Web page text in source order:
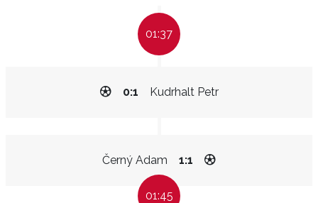
01:37
Kudrhalt Petr
0:1
Černý Adam 1:1
01:45